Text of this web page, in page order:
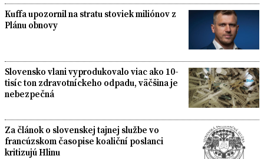
Kuffa upozornil na stratu stoviek miliónov z
Plánu obnovy
Slovensko vlani vyprodukovalo viac ako 10-
tisíc ton zdravotníckeho odpadu, väčšina je
nebezpečná
Za článok o slovenskej tajnej službe vo
francúzskom časopise koaliční poslanci
kritizujú Hlinu